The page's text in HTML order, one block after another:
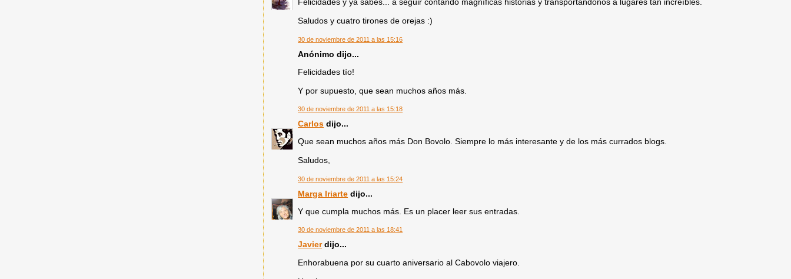
Felicidades y ya sabes... a seguir contando magníficas historias y transportándonos a lugares tan increíbles.
Saludos y cuatro tirones de orejas :)
30 de noviembre de 2011 a las 15:16
Anónimo dijo...
Felicidades tío!
Y por supuesto, que sean muchos años más.
30 de noviembre de 2011 a las 15:18
Carlos dijo...
Que sean muchos años más Don Bovolo. Siempre lo más interesante y de los más currados blogs.
Saludos,
30 de noviembre de 2011 a las 15:24
Marga Iriarte dijo...
Y que cumpla muchos más. Es un placer leer sus entradas.
30 de noviembre de 2011 a las 18:41
Javierdijo...
Enhorabuena por su cuarto aniversario al Cabovolo viajero.